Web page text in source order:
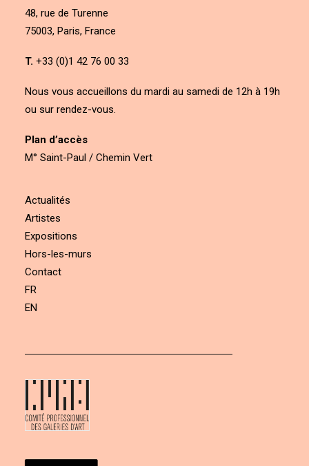
48, rue de Turenne
75003, Paris, France
T. +33 (0)1 42 76 00 33
Nous vous accueillons du mardi au samedi de 12h à 19h
ou sur rendez-vous.
Plan d’accès
M° Saint-Paul / Chemin Vert
Actualités
Artistes
Expositions
Hors-les-murs
Contact
FR
EN